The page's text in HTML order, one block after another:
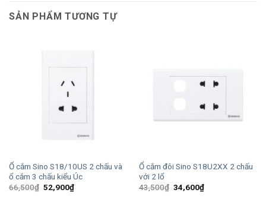
SẢN PHẨM TƯƠNG TỰ
Ổ cắm Sino S18/10US 2 chấu và
ổ cắm 3 chấu kiểu Úc
66,500₫ Giá
gốc
52,900₫Giá
hiện
Ổ cắm đôi Sino S18U2XX 2 chấu
với 2 lổ
43,500₫ Giá
gốc
34,600₫Giá
hiện